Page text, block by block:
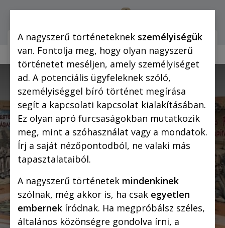
0
Webshop (mobilra)
Karácsonyi KönyvFieszta
és Hungarocomix 2012
ekulturaTV
A nagyszerű történeteknek személyiségük
van. Fontolja meg, hogy olyan nagyszerű
történetet meséljen, amely személyiséget
ad. A potenciális ügyfeleknek szóló,
személyiséggel bíró történet megírása
segít a kapcsolati kapcsolat kialakításában.
Ez olyan apró furcsaságokban mutatkozik
meg, mint a szóhasználat vagy a mondatok.
Írj a saját nézőpontodból, ne valaki más
tapasztalataiból.
A nagyszerű történetek mindenkinek
szólnak, még akkor is, ha csak egyetlen
embernek íródnak. Ha megpróbálsz széles,
általános közönségre gondolva írni, a